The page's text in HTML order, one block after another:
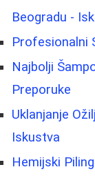
Beogradu -
Profesionalni
Najbolji
Preporuke
Uklanjanje
Iskustva
Hemijski